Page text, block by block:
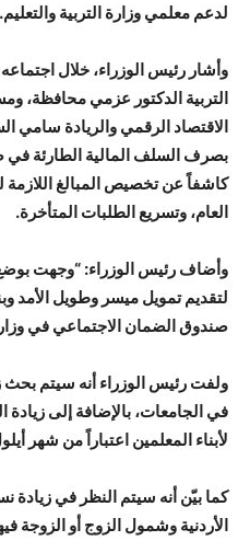
لدعم معلمي وزارة التربية والتعليم.
وأشار رئيس الوزراء، خلال اجتماعه
التربية الدكتور عزمي محافظة،
الاقتصاد الرقمي والريادة سامي
بصرف السلف المالية الطارئة في
كاشفاً عن تخصيص المبالغ اللازمة
العام، وتسريع الطلبات المتأخرة.
وأضاف رئيس الوزراء: “وجهت
لتقديم تمويل ميسر وطويل
صندوق الضمان الاجتماعي في وزارة
ولفت رئيس الوزراء أنه سيتم بحث
في الجامعات، بالإضافة إلى
لأبناء المعلمين اعتباراً من شهر
كما بيّن أنه سيتم النظر في زيادة
الأردنية وشمول الزوج أو الزوجة